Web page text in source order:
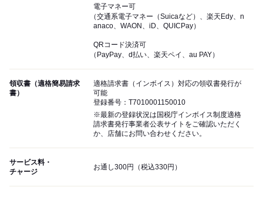
電子マネー可
（交通系電子マネー（Suicaなど）、楽天Edy、n
anaco、WAON、iD、QUICPay）
QRコード決済可
（PayPay、d払い、楽天ペイ、au PAY）
領収書（適格簡易請求
書）
適格請求書（インボイス）対応の領収書発行が
可能
登録番号：T7010001150010
※最新の登録状況は国税庁インボイス制度適格
請求書発行事業者公表サイトをご確認いただく
か、店舗にお問い合わせください。
サービス料・
チャージ
お通し300円（税込330円）